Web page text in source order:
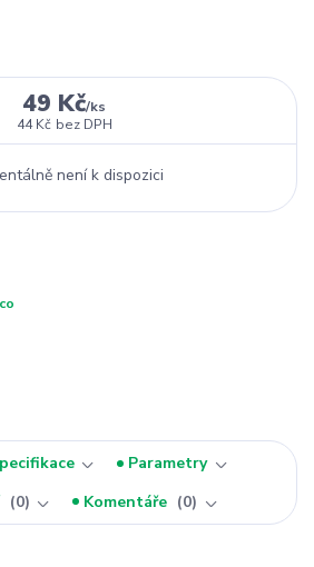
49 Kč/ks
44 Kč bez DPH
není k dispozici
Parametry
0 Komentáře 0